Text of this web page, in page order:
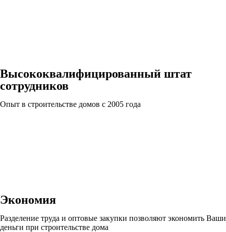
Высококвалифицированный штат
сотрудников
Опыт в строительстве домов с 2005 года
Экономия
Разделение труда и оптовые закупки позволяют экономить Ваши
деньги при строительстве дома